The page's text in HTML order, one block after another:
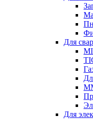
Для
Для